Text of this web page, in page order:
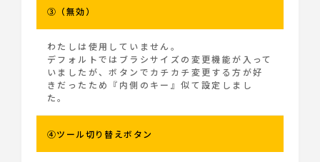
③（無効）
わたしは使用していません。
デフォルトではブラシサイズの変更機能が入って
いましたが、ボタンでカチカチ変更する方が好
きだったため『内側のキー』似て設定しまし
た。
④ツール切り替えボタン